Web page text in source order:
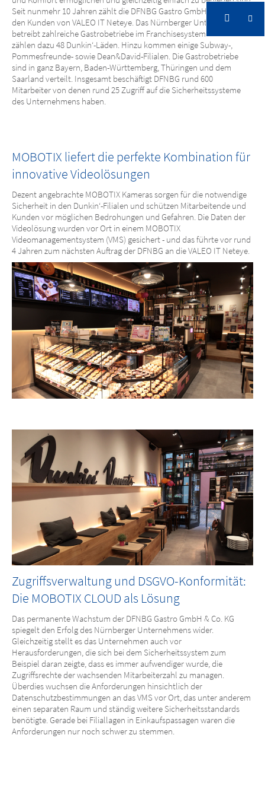
MOBOTIX bringt Dunkin‘ in die Cloud
Seit nunmehr 10 Jahren zählt die DFNBG Gastro GmbH & Co. KG zu
den Kunden von VALEO IT Neteye. Das Nürnberger Unternehmen
betreibt zahlreiche Gastrobetriebe im Franchisesystem. Mittlerweile
zählen dazu 48 Dunkin‘-Läden. Hinzu kommen einige Subway-,
Pommesfreunde- sowie Dean&David-Filialen. Die Gastrobetriebe
sind in ganz Bayern, Baden-Württemberg, Thüringen und dem
Saarland verteilt. Insgesamt beschäftigt DFNBG rund 600
Mitarbeiter von denen rund 25 Zugriff auf die Sicherheitssysteme
des Unternehmens haben.
MOBOTIX liefert die perfekte Kombination für
innovative Videolösungen
Dezent angebrachte MOBOTIX Kameras sorgen für die notwendige
Sicherheit in den Dunkin‘-Filialen und schützen Mitarbeitende und
Kunden vor möglichen Bedrohungen und Gefahren. Die Daten der
Videolösung wurden vor Ort in einem MOBOTIX
Videomanagementsystem (VMS) gesichert - und das führte vor rund
4 Jahren zum nächsten Auftrag der DFNBG an die VALEO IT Neteye.
Zugriffsverwaltung und DSGVO-Konformität:
Die MOBOTIX CLOUD als Lösung
Das permanente Wachstum der DFNBG Gastro GmbH & Co. KG
spiegelt den Erfolg des Nürnberger Unternehmens wider.
Gleichzeitig stellt es das Unternehmen auch vor
Herausforderungen, die sich bei dem Sicherheitssystem zum
Beispiel daran zeigte, dass es immer aufwendiger wurde, die
Zugriffsrechte der wachsenden Mitarbeiterzahl zu managen.
Überdies wuchsen die Anforderungen hinsichtlich der
Datenschutzbestimmungen an das VMS vor Ort, das unter anderem
einen separaten Raum und ständig weitere Sicherheitsstandards
benötigte. Gerade bei Filiallagen in Einkaufspassagen waren die
Anforderungen nur noch schwer zu stemmen.